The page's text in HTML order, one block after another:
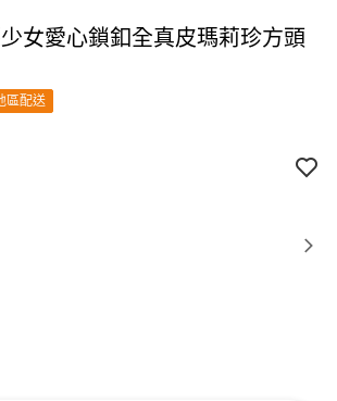
女愛心鎖釦全真皮瑪莉珍方頭
區配送